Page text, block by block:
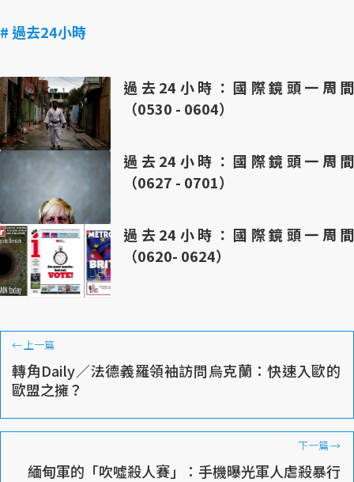
# 過去24小時
過去24小時：國際鏡頭一周間
（0530 - 0604）
過去24小時：國際鏡頭一周間
（0627 - 0701）
過去24小時：國際鏡頭一周間
（0620- 0624）
←上一篇
轉角Daily／法德義羅領袖訪問烏克蘭：快速入歐的
歐盟之擁？
下一篇→
緬甸軍的「吹噓殺人賽」：手機曝光軍人虐殺暴行